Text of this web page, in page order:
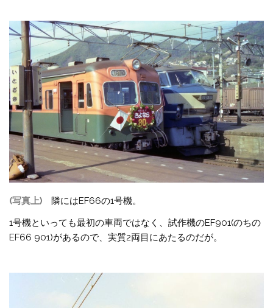
(写真上)
隣にはEF66の1号機。
1号機といっても最初の車両ではなく、試作機のEF901(のちの
EF66 901)があるので、実質2両目にあたるのだが。